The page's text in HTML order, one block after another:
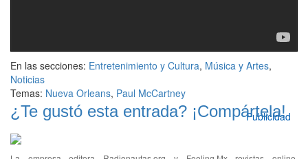
En las secciones: Entretenimiento y Cultura, Música y Artes,
Noticias
Temas: Nueva Orleans, Paul McCartney
¿Te gustó esta entrada? ¡Compártela!
Publicidad